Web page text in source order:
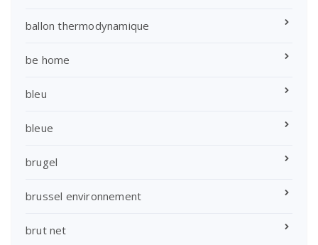
ballon thermodynamique
be home
bleu
bleue
brugel
brussel environnement
brut net